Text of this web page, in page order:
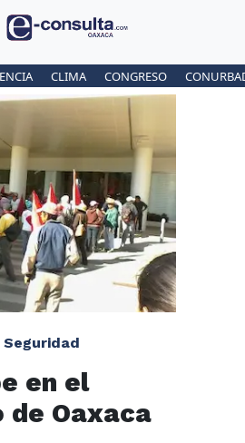
CLIMA CONGRESO
Seguridad
en el
Oaxaca